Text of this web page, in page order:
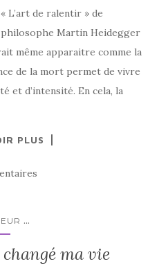
L’art de ralentir » de
Martin Heidegger
même apparaitre comme la
de la mort permet de vivre
et d’intensité. En cela, la
PLUS
...
ma vie